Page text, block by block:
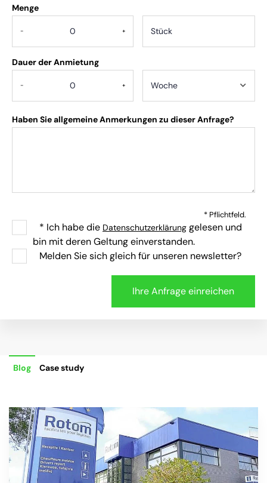
Menge
- +
Dauer der Anmietung
- +
Haben Sie allgemeine Anmerkungen zu dieser Anfrage?
* Pflichtfeld.
* Ich habe die Datenschutzerklärung gelesen und
bin mit deren Geltung einverstanden.
Melden Sie sich gleich für unseren newsletter?
Blog Case study